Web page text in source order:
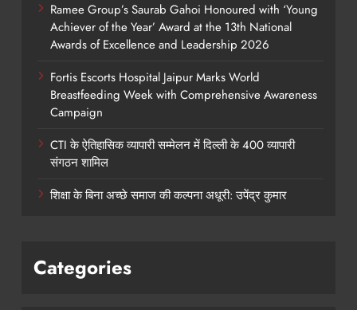
Ramee Group’s Saurab Gahoi Honoured with ‘Young
Achiever of the Year’ Award at the 13th National
Awards of Excellence and Leadership 2026
Fortis Escorts Hospital Jaipur Marks World
Breastfeeding Week with Comprehensive Awareness
Campaign
CTI के ऐतिहासिक व्यापारी सम्मेलन में दिल्ली के 400 व्यापारी
संगठन शामिल
शिक्षा के बिना अच्छे समाज की कल्पना अधूरी: उपेंद्र कुमार
Categories